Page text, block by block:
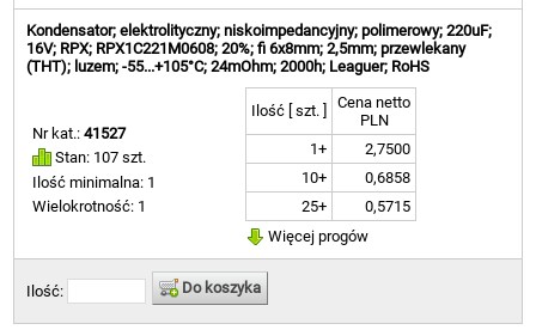
Kondensator; elektrolityczny; niskoimpedancyjny; polimerowy; 220uF;
16V; RPX; RPX1C221M0608; 20%; fi 6x8mm; 2,5mm; przewlekany
(THT); luzem; -55...+105°C; 24mOhm; 2000h; Leaguer; RoHS
Nr kat.:41527
Stan: 107 szt.
Ilość minimalna: 1
Wielokrotność: 1
Ilość [ szt. ]
Cena netto
PLN
1+
2,7500
10+
0,6858
25+
0,5715
Więcej progów
Ilość: Do koszyka